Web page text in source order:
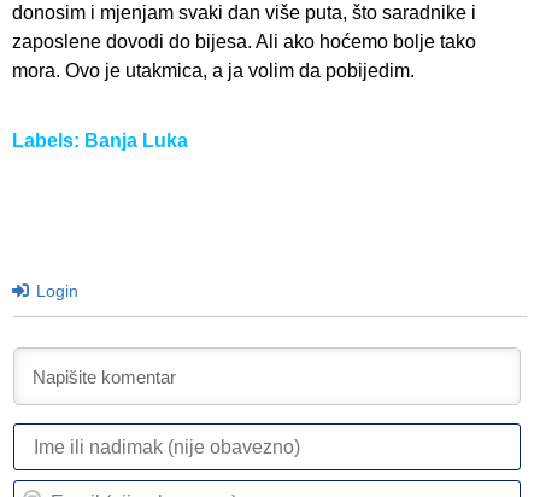
donosim i mjenjam svaki dan više puta, što saradnike i
zaposlene dovodi do bijesa. Ali ako hoćemo bolje tako
mora. Ovo je utakmica, a ja volim da pobijedim.
Labels: Banja Luka
Login